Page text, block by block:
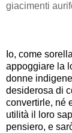
giacimenti
Io, come
appoggiare la
donne
desiderosa di
convertirle, né
utilità il loro
pensiero, e